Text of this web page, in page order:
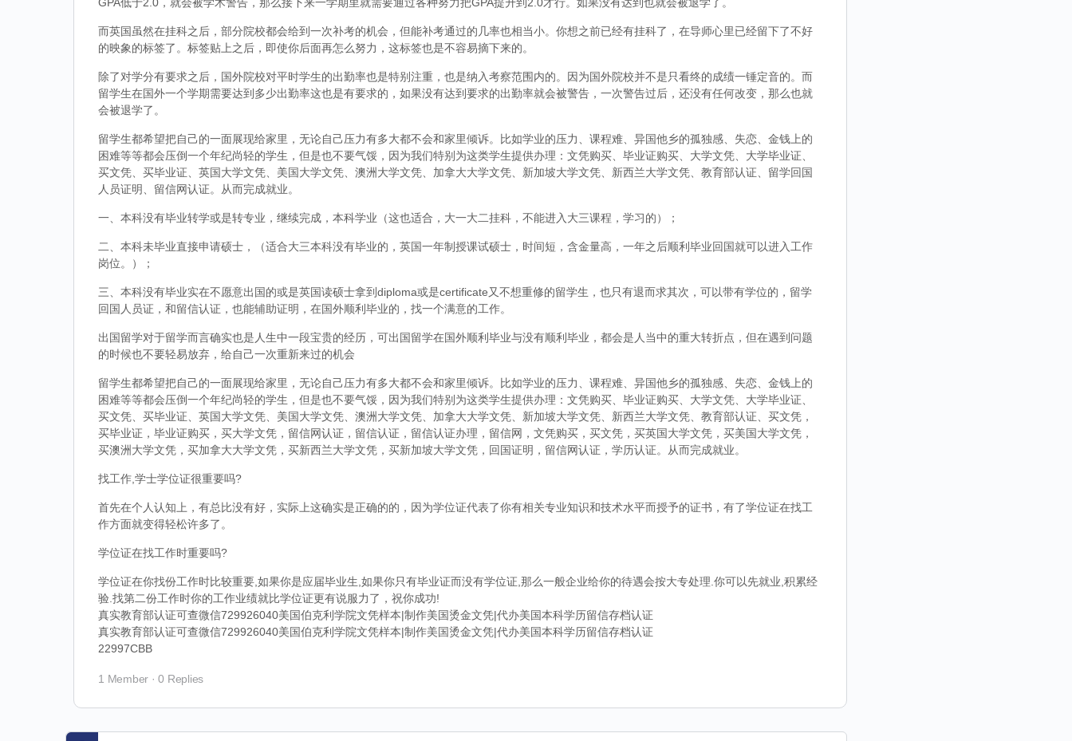
而英国虽然在挂科之后，部分院校都会给到一次补考的机会，但能补考通过的几率也相当小。你想之前已经有挂科了，在导师心里已经留下了不好
的映象的标签了。标签贴上之后，即使你后面再怎么努力，这标签也是不容易摘下来的。
除了对学分有要求之后，国外院校对平时学生的出勤率也是特别注重，也是纳入考察范围内的。因为国外院校并不是只看终的成绩一锤定音的。而
留学生在国外一个学期需要达到多少出勤率这也是有要求的，如果没有达到要求的出勤率就会被警告，一次警告过后，还没有任何改变，那么也就
会被退学了。
留学生都希望把自己的一面展现给家里，无论自己压力有多大都不会和家里倾诉。比如学业的压力、课程难、异国他乡的孤独感、失恋、金钱上的
困难等等都会压倒一个年纪尚轻的学生，但是也不要气馁，因为我们特别为这类学生提供办理：文凭购买、毕业证购买、大学文凭、大学毕业证、
买文凭、买毕业证、英国大学文凭、美国大学文凭、澳洲大学文凭、加拿大大学文凭、新加坡大学文凭、新西兰大学文凭、教育部认证、留学回国
人员证明、留信网认证。从而完成就业。
一、本科没有毕业转学或是转专业，继续完成，本科学业（这也适合，大一大二挂科，不能进入大三课程，学习的）；
二、本科未毕业直接申请硕士，（适合大三本科没有毕业的，英国一年制授课试硕士，时间短，含金量高，一年之后顺利毕业回国就可以进入工作
岗位。）；
三、本科没有毕业实在不愿意出国的或是英国读硕士拿到diploma或是certificate又不想重修的留学生，也只有退而求其次，可以带有学位的，留学
回国人员证，和留信认证，也能辅助证明，在国外顺利毕业的，找一个满意的工作。
出国留学对于留学而言确实也是人生中一段宝贵的经历，可出国留学在国外顺利毕业与没有顺利毕业，都会是人当中的重大转折点，但在遇到问题
的时候也不要轻易放弃，给自己一次重新来过的机会
留学生都希望把自己的一面展现给家里，无论自己压力有多大都不会和家里倾诉。比如学业的压力、课程难、异国他乡的孤独感、失恋、金钱上的
困难等等都会压倒一个年纪尚轻的学生，但是也不要气馁，因为我们特别为这类学生提供办理：文凭购买、毕业证购买、大学文凭、大学毕业证、
买文凭、买毕业证、英国大学文凭、美国大学文凭、澳洲大学文凭、加拿大大学文凭、新加坡大学文凭、新西兰大学文凭、教育部认证、买文凭，
买毕业证，毕业证购买，买大学文凭，留信网认证，留信认证，留信认证办理，留信网，文凭购买，买文凭，买英国大学文凭，买美国大学文凭，
买澳洲大学文凭，买加拿大大学文凭，买新西兰大学文凭，买新加坡大学文凭，回国证明，留信网认证，学历认证。从而完成就业。
找工作,学士学位证很重要吗?
首先在个人认知上，有总比没有好，实际上这确实是正确的的，因为学位证代表了你有相关专业知识和技术水平而授予的证书，有了学位证在找工
作方面就变得轻松许多了。
学位证在找工作时重要吗?
学位证在你找份工作时比较重要,如果你是应届毕业生,如果你只有毕业证而没有学位证,那么一般企业给你的待遇会按大专处理.你可以先就业,积累经
验.找第二份工作时你的工作业绩就比学位证更有说服力了，祝你成功!
真实教育部认证可查微信729926040美国伯克利学院文凭样本|制作美国烫金文凭|代办美国本科学历留信存档认证
真实教育部认证可查微信729926040美国伯克利学院文凭样本|制作美国烫金文凭|代办美国本科学历留信存档认证
22997CBB
1 Member · 0 Replies